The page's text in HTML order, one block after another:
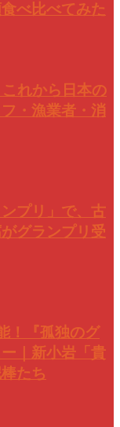
べ比べてみた
れから日本の
・漁業者・消
プリ」で、古
グランプリ受
！『孤独のグ
｜新小岩「貴
たち